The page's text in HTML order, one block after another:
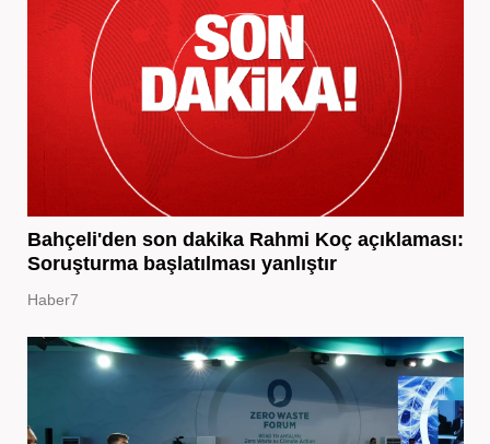
Bahçeli'den son dakika Rahmi Koç açıklaması:
Soruşturma başlatılması yanlıştır
Haber7